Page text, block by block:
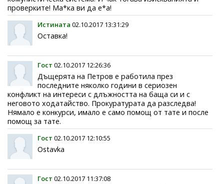
проверките! Ма*ка ви да е*а!
Истината 02.10.2017 13:31:29
Оставка!
Гост 02.10.2017 12:26:36
Дъщерята на Петров е работила през
последните няколко години в сериозен
конфликт на интереси с длъжността на баща си и с
неговото ходатайство. Прокуратурата да разследва!
Нямало е конкурси, имало е само помощ от тате и после
помощ за тате.
Гост 02.10.2017 12:10:55
Ostavka
Гост 02.10.2017 11:37:08